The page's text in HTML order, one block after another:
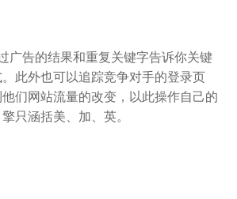
广告的结果和重复关键字告诉你关键
此外也可以追踪竞争对手的登录页
们网站流量的改变，以此操作自己的
只涵括美、加、英。